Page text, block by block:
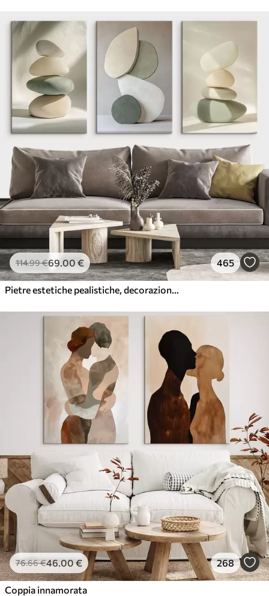
114.99€69.00 € 465
Pietre estetiche pealistiche, decorazione della casa, illuminazione naturale
76.66€46.00 € 268
Coppia innamorata